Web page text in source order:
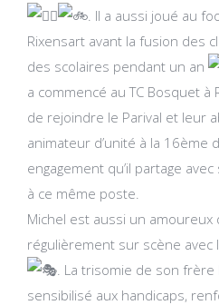
. Il a aussi joué au
Rixensart avant la fusion des
des scolaires pendant un an
a commencé au TC Bosquet à
de rejoindre le Parival et leur
animateur d’unité à la 16ème
engagement qu’il partage
à ce même poste.
Michel est aussi un
régulièrement sur scène avec
. La trisomie de son
sensibilisé aux handicaps,